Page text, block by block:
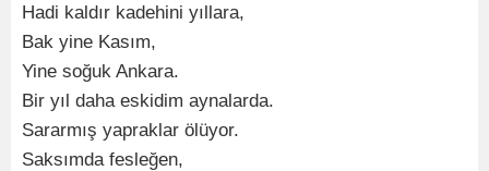
Hadi kaldır kadehini yıllara,
Bak yine Kasım,
Yine soğuk Ankara.
Bir yıl daha eskidim aynalarda.
Sararmış yapraklar ölüyor.
Saksımda fesleğen,